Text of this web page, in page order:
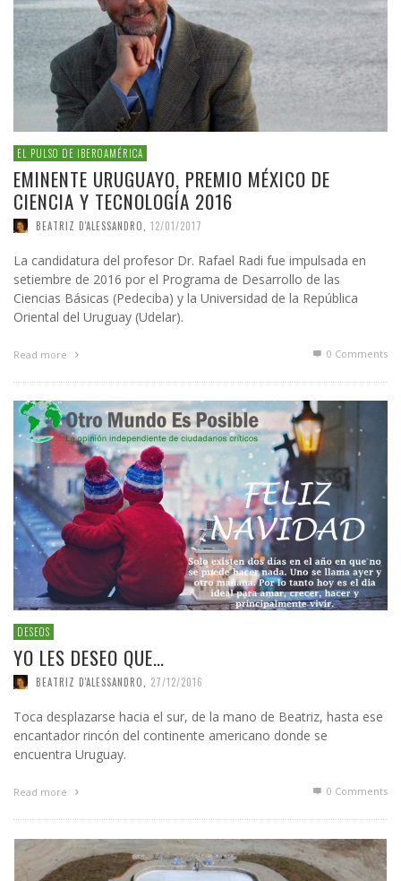
EL PULSO DE IBEROAMÉRICA
EMINENTE URUGUAYO, PREMIO MÉXICO DE
CIENCIA Y TECNOLOGÍA 2016
BEATRIZ D'ALESSANDRO 12/01/2017
La candidatura del profesor Dr. Rafael Radi fue impulsada en
setiembre de 2016 por el Programa de Desarrollo de las
Ciencias Básicas (Pedeciba) y la Universidad de la República
Oriental del Uruguay (Udelar).
Read more 0 Comments
DESEOS
YO LES DESEO QUE…
BEATRIZ D'ALESSANDRO 27/12/2016
Toca desplazarse hacia el sur, de la mano de Beatriz, hasta ese
encantador rincón del continente americano donde se
encuentra Uruguay.
Read more 0 Comments